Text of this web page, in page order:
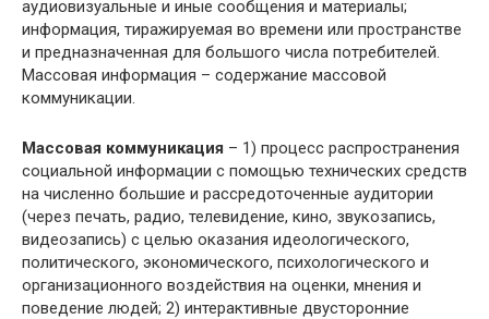
аудиовизуальные и иные сообщения и материалы;
информация, тиражируемая во времени или пространстве
и предназначенная для большого числа потребителей.
Массовая информация – содержание массовой
коммуникации.
Массовая коммуникация – 1) процесс распространения
социальной информации с помощью технических средств
на численно большие и рассредоточенные аудитории
(через печать, радио, телевидение, кино, звукозапись,
видеозапись) с целью оказания идеологического,
политического, экономического, психологического и
организационного воздействия на оценки, мнения и
поведение людей; 2) интерактивные двусторонние